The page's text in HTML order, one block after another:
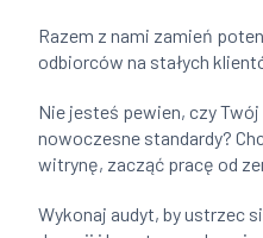
Razem z nami zamień
odbiorców na stałych
Nie jesteś pewien, czy
nowoczesne standardy?
witrynę, zacząć pracę od
Wykonaj audyt, by ustrzec